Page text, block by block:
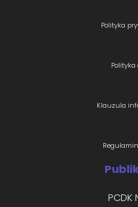
Polityka
Polityka
Klauzula
PCDK